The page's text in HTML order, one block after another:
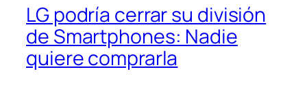
LG podría cerrar su división
de Smartphones: Nadie
quiere comprarla